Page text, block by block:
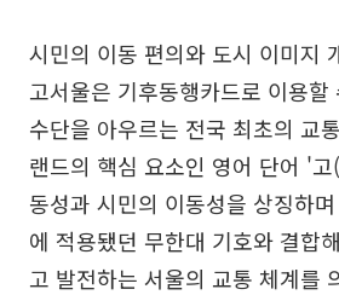
시민의 이동 편의와 도시 이미지
고서울은 기후동행카드로 이용할
수단을 아우르는 전국 최초의 교
랜드의 핵심 요소인 영어 단어 '
동성과 시민의 이동성을 상징하
에 적용됐던 무한대 기호와 결합
고 발전하는 서울의 교통 체계를